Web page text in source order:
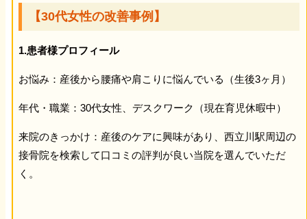
会社概要
【30代女性の改善事例】
1.患者様プロフィール
お悩み：産後から腰痛や肩こりに悩んでいる（生後3ヶ月）
年代・職業：30代女性、デスクワーク（現在育児休暇中）
来院のきっかけ：産後のケアに興味があり、西立川駅周辺の
接骨院を検索して口コミの評判が良い当院を選んでいただ
く。